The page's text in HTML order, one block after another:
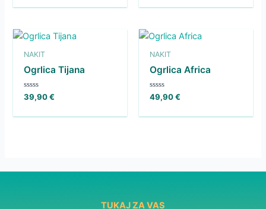
5
5
NAKIT
Ogrlica Tijana
Ocenjeno
0
5
39,90€
NAKIT
Ogrlica Africa
Ocenjeno
5
49,90€
TUKAJ ZA VAS